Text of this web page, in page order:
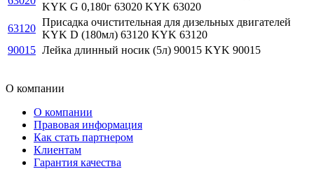
KYK G 0,180г 63020 KYK 63020
63120
Присадка очистительная для дизельных двигателей
KYK D (180мл) 63120 KYK 63120
90015 Лейка длинный носик (5л) 90015 KYK 90015
О компании
О компании
Правовая информация
Как стать партнером
Клиентам
Гарантия качества